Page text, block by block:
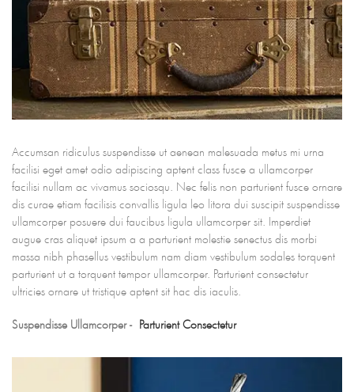
Accumsan ridiculus suspendisse ut aenean malesuada metus mi urna
facilisi eget amet odio adipiscing aptent class fusce a ullamcorper
facilisi nullam ac vivamus sociosqu. Nec felis non parturient fusce ornare
dis curae etiam facilisis convallis ligula leo litora dui suscipit suspendisse
ullamcorper posuere dui faucibus ligula ullamcorper sit. Imperdiet
augue cras aliquet ipsum a a parturient molestie senectus dis morbi
massa nibh phasellus vestibulum nam diam vestibulum sodales torquent
parturient ut a torquent tempor ullamcorper. Parturient consectetur
ultricies ornare ut tristique aptent sit hac dis iaculis.
Suspendisse Ullamcorper - Parturient Consectetur